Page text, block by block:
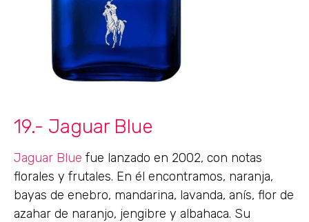
19.- Jaguar Blue
Jaguar Blue fue lanzado en 2002, con notas
florales y frutales. En él encontramos, naranja,
bayas de enebro, mandarina, lavanda, anís, flor de
azahar de naranjo, jengibre y albahaca. Su